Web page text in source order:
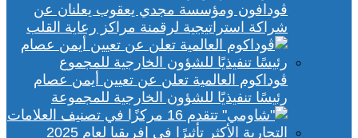
ڤودافون ومؤسسة مجدي يعقوب يعلنان عن
شراكة استراتيجية لرقمنة مراكز رعاية القلب
ڤوداكوم العالمية تعلن عن تعيين أيمن عصام
رئيسًا تنفيذيًا للشؤون الخارجية للمجموعة